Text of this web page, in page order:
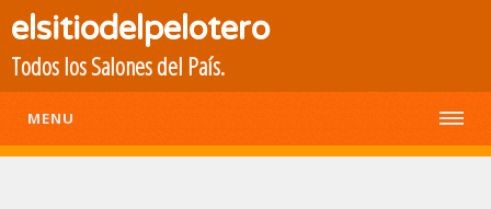
elsitiodelpelotero
Todos los Salones del País.
MENU